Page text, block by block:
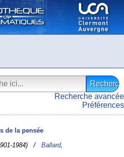
Recherche avancée
Préférences
de la pensée
1984) /Ballard,